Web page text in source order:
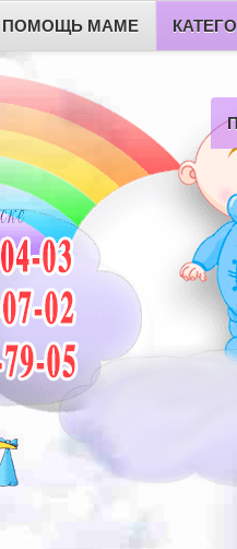
ПОМОЩЬ МАМЕ